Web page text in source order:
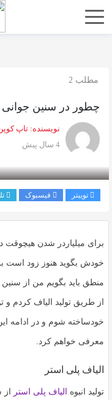
اشتراک
از
روش‌های
زیر
این
صفحه
دوستان
خود
به
اشتراک
لینک
مطلب 2
چطور در سنین جوانی
نویسنده: تاپ
4 سال پیش
توییتر فیسبوک
برای میلیاردر شدن هیچوقت
خودش بگوید هنوز زود است
منطق باید بگویم من از
از طریق تولید الیاف کردم و
خودساخته شوم و در ادامه
معرفی خواهم کرد.
الیاف پلی استر
تولید انبوه الیاف پلی استر